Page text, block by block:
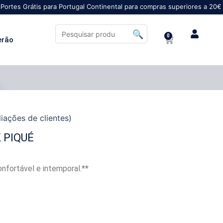
para Portugal Continental para compras superiores a 20€
0
de clientes)
e intemporal.**